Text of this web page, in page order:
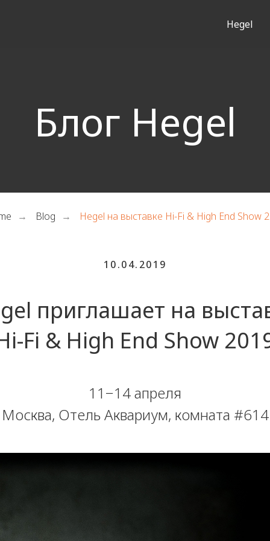
Hegel
Блог Hegel
→ Blog → Hegel на выставке Hi-Fi & High End Show
10.04.2019
приглашает на
Fi & High End Show
11−14 апреля
Москва, Отель Аквариум, комната #614